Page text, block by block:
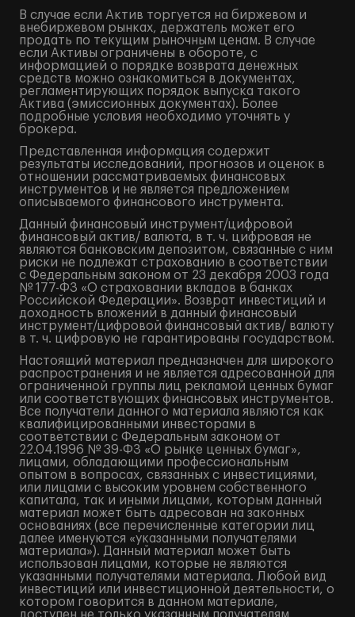
В случае если Актив торгуется на биржевом и
внебиржевом рынках, держатель может его
продать по текущим рыночным ценам. В случае
если Активы ограничены в обороте, с
информацией о порядке возврата денежных
средств можно ознакомиться в документах,
регламентирующих порядок выпуска такого
Актива (эмиссионных документах). Более
подробные условия необходимо уточнять у
брокера.
Представленная информация содержит
результаты исследований, прогнозов и оценок в
отношении рассматриваемых финансовых
инструментов и не является предложением
описываемого финансового инструмента.
Данный финансовый инструмент/цифровой
финансовый актив/ валюта, в т. ч. цифровая не
являются банковским депозитом, связанные с ним
риски не подлежат страхованию в соответствии
с Федеральным законом от 23 декабря 2003 года
№ 177-ФЗ «О страховании вкладов в банках
Российской Федерации». Возврат инвестиций и
доходность вложений в данный финансовый
инструмент/цифровой финансовый актив/ валюту
в т. ч. цифровую не гарантированы государством.
Настоящий материал предназначен для широкого
распространения и не является адресованной для
ограниченной группы лиц рекламой ценных бумаг
или соответствующих финансовых инструментов.
Все получатели данного материала являются как
квалифицированными инвесторами в
соответствии с Федеральным законом от
22.04.1996 № 39-ФЗ «О рынке ценных бумаг»,
лицами, обладающими профессиональным
опытом в вопросах, связанных с инвестициями,
или лицами с высоким уровнем собственного
капитала, так и иными лицами, которым данный
материал может быть адресован на законных
основаниях (все перечисленные категории лиц
далее именуются «указанными получателями
материала»). Данный материал может быть
использован лицами, которые не являются
указанными получателями материала. Любой вид
инвестиций или инвестиционной деятельности, о
котором говорится в данном материале,